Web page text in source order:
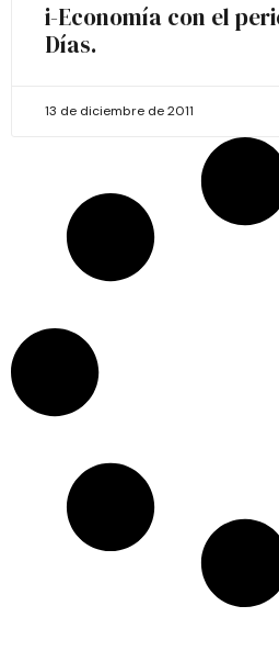
i-Economía con el
Días.
13 de diciembre de 2011